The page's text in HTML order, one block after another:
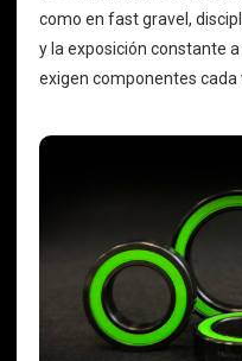
como en fast gravel,
y la exposición constante
exigen componentes cada